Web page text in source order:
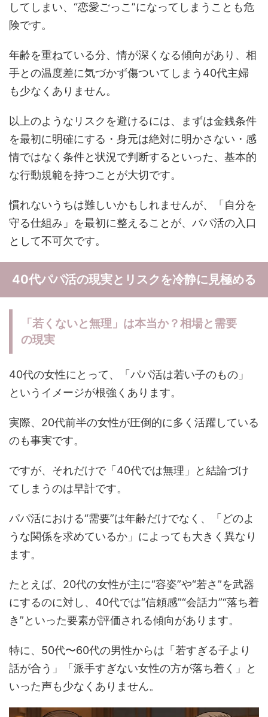
してしまい、“恋愛ごっこ”になってしまうことも危
険です。
年齢を重ねている分、情が深くなる傾向があり、相
手との温度差に気づかず傷ついてしまう40代主婦
も少なくありません。
以上のようなリスクを避けるには、まずは金銭条件
を最初に明確にする・身元は絶対に明かさない・感
情ではなく条件と状況で判断するといった、基本的
な行動規範を持つことが大切です。
慣れないうちは難しいかもしれませんが、「自分を
守る仕組み」を最初に整えることが、パパ活の入口
として不可欠です。
40代パパ活の現実とリスクを冷静に見極める
「若くないと無理」は本当か？相場と需要
の現実
40代の女性にとって、「パパ活は若い子のもの」
というイメージが根強くあります。
実際、20代前半の女性が圧倒的に多く活躍している
のも事実です。
ですが、それだけで「40代では無理」と結論づけ
てしまうのは早計です。
パパ活における“需要”は年齢だけでなく、「どのよ
うな関係を求めているか」によっても大きく異なり
ます。
たとえば、20代の女性が主に“容姿”や“若さ”を武器
にするのに対し、40代では“信頼感”“会話力”“落ち着
き”といった要素が評価される傾向があります。
特に、50代〜60代の男性からは「若すぎる子より
話が合う」「派手すぎない女性の方が落ち着く」と
いった声も少なくありません。